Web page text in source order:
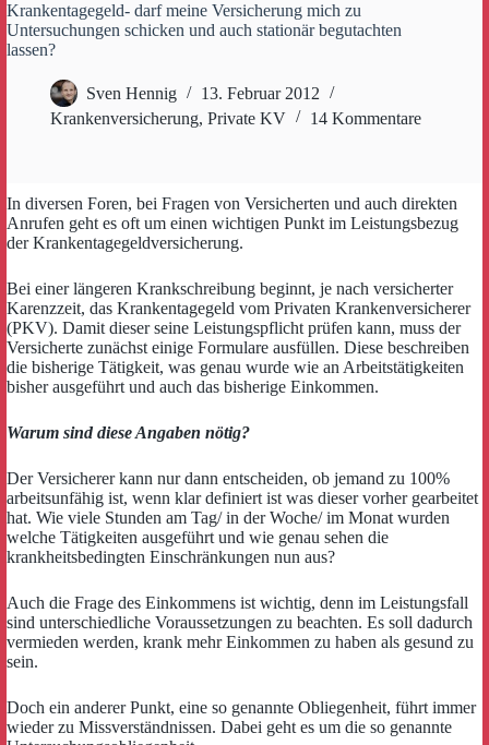
Krankentagegeld- darf meine Versicherung mich zu
Untersuchungen schicken und auch stationär begutachten
lassen?
Sven Hennig
13. Februar 2012
Krankenversicherung, Private KV 14 Kommentare
In diversen Foren, bei Fragen von Versicherten und auch direkten
Anrufen geht es oft um einen wichtigen Punkt im Leistungsbezug
der Krankentagegeldversicherung.
Bei einer längeren Krankschreibung beginnt, je nach versicherter
Karenzzeit, das Krankentagegeld vom Privaten Krankenversicherer
(PKV). Damit dieser seine Leistungspflicht prüfen kann, muss der
Versicherte zunächst einige Formulare ausfüllen. Diese beschreiben
die bisherige Tätigkeit, was genau wurde wie an Arbeitstätigkeiten
bisher ausgeführt und auch das bisherige Einkommen.
Warum sind diese Angaben nötig?
Der Versicherer kann nur dann entscheiden, ob jemand zu 100%
arbeitsunfähig ist, wenn klar definiert ist was dieser vorher gearbeitet
hat. Wie viele Stunden am Tag/ in der Woche/ im Monat wurden
welche Tätigkeiten ausgeführt und wie genau sehen die
krankheitsbedingten Einschränkungen nun aus?
Auch die Frage des Einkommens ist wichtig, denn im Leistungsfall
sind unterschiedliche Voraussetzungen zu beachten. Es soll dadurch
vermieden werden, krank mehr Einkommen zu haben als gesund zu
sein.
Doch ein anderer Punkt, eine so genannte Obliegenheit, führt immer
wieder zu Missverständnissen. Dabei geht es um die so genannte